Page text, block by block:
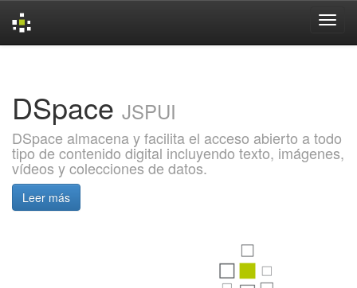
DSpace JSPUI
DSpace almacena y facilita el acceso abierto a todo
tipo de contenido digital incluyendo texto, imágenes,
vídeos y colecciones de datos.
Leer más